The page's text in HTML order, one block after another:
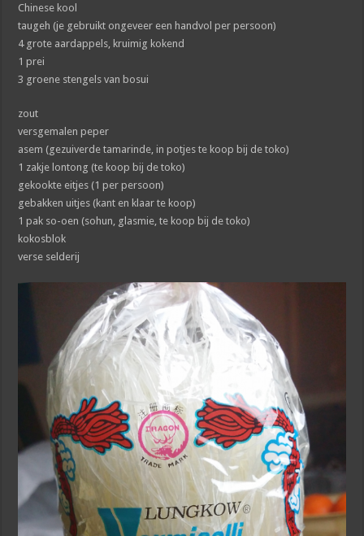
Chinese kool
taugeh (je gebruikt ongeveer een handvol per persoon)
4 grote aardappels, kruimig kokend
1 prei
3 groene stengels van bosui
zout
versgemalen peper
asem (gezuiverde tamarinde, in potjes te koop bij de toko)
1 zakje lontong (te koop bij de toko)
gekookte eitjes (1 per persoon)
gebakken uitjes (kant en klaar te koop)
1 pak so-oen (sohun, glasmie, te koop bij de toko)
kokosblok
verse selderij